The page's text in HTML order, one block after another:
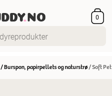
0
/Burspon, papirpellets og naturstrø/Soft